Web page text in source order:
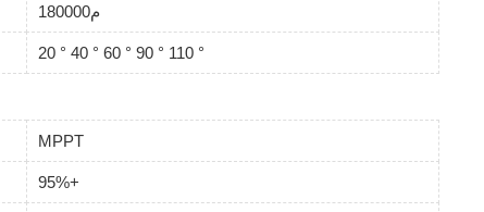
م180000
20 ° 40 ° 60 ° 90 ° 110 °
MPPT
95%+